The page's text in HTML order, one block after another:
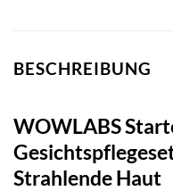
BESCHREIBUNG
WOWLABS
Strahlende Haut